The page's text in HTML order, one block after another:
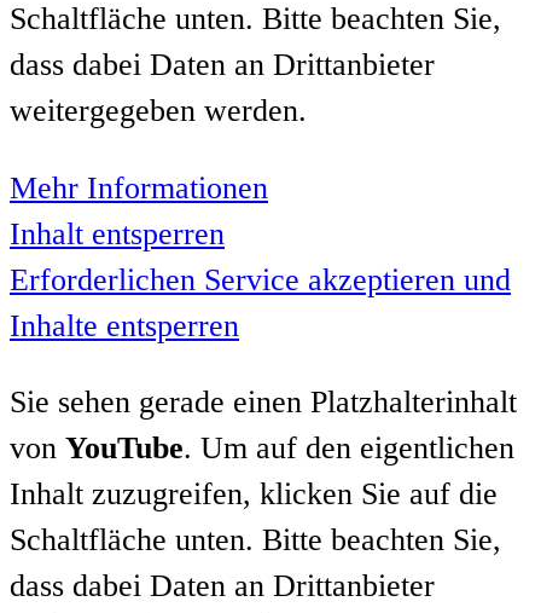
Schaltfläche unten. Bitte beachten Sie,
dass dabei Daten an Drittanbieter
weitergegeben werden.
Mehr Informationen
Inhalt entsperren
Erforderlichen Service akzeptieren und
Inhalte entsperren
Sie sehen gerade einen Platzhalterinhalt
von YouTube. Um auf den eigentlichen
Inhalt zuzugreifen, klicken Sie auf die
Schaltfläche unten. Bitte beachten Sie,
dass dabei Daten an Drittanbieter